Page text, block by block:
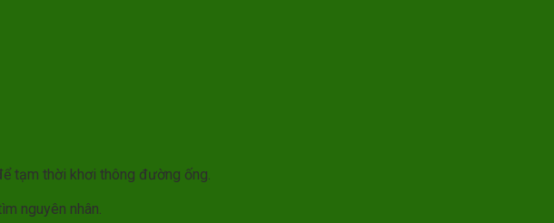
tạm thời khơi thông đường ống.
nguyên nhân.